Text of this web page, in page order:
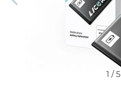
1 /5